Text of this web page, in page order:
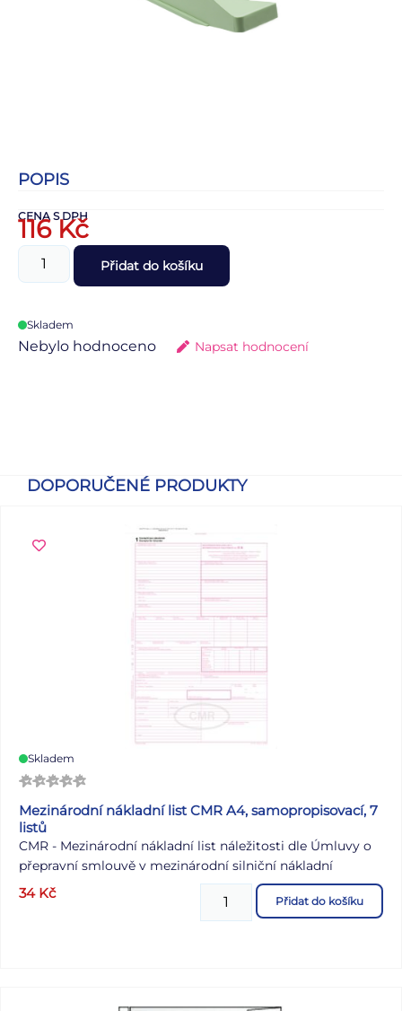
POPIS
CENA S DPH
116Kč
Přidat do košíku
Skladem
Nebylo hodnoceno Napsat hodnocení
DOPORUČENÉ PRODUKTY
Skladem
Mezinárodní nákladní list CMR A4, samopropisovací, 7
listů
CMR - Mezinárodní nákladní list náležitosti dle Úmluvy o
přepravní smlouvě v mezinárodní silniční nákladní
dopravě samopropisovací číslovaný formát A4 na výšku
obsahuje 7 listů odtržitelných perforací v horní části
anglický a francozský překlad na rubové straně tiskopisu
34 Kč Přidat do košíku